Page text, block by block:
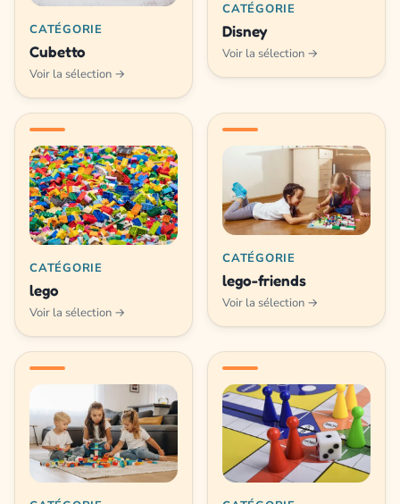
CATÉGORIE
Cubetto
Voir la sélection →
CATÉGORIE
Disney
Voir la sélection →
CATÉGORIE
lego
Voir la sélection →
CATÉGORIE
lego-friends
Voir la sélection →